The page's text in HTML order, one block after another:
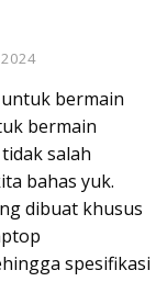
bermain
bermain
salah
bahas yuk.
dibuat khusus
spesifikasi